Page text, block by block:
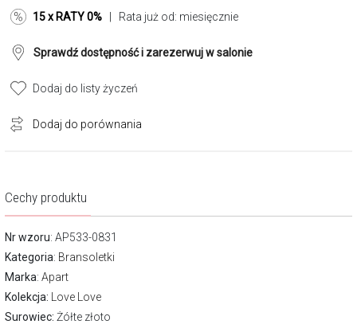
15 x RATY 0% | Rata już od: miesięcznie
Sprawdź dostępność i zarezerwuj w salonie
Dodaj do listy życzeń
Dodaj do porównania
Cechy produktu
Nr wzoru: AP533-0831
Kategoria: Bransoletki
Marka: Apart
Kolekcja:
Love Love
Surowiec: Żółte złoto